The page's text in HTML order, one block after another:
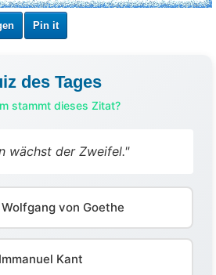
Pin it
des Tages
stammt dieses Zitat?
wächst der Zweifel."
von Goethe
Immanuel Kant